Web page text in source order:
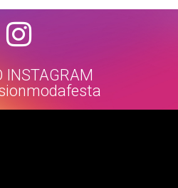
INSTAGRAM